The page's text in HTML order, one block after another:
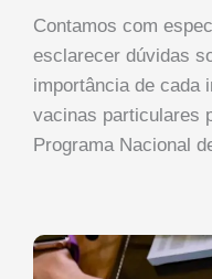
Contamos com
esclarecer dúvidas
importância de cada
vacinas particulares
Programa Nacional